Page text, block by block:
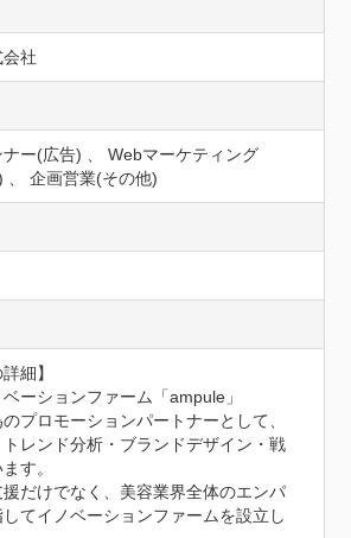
会社
ー(広告) 、 Webマーケティング
、 企画営業(その他)
細】
ーションファーム「ampule」
プロモーションパートナーとして、
レンド分析・ブランドデザイン・戦
す。
だけでなく、美容業界全体のエンパ
てイノベーションファームを設立し